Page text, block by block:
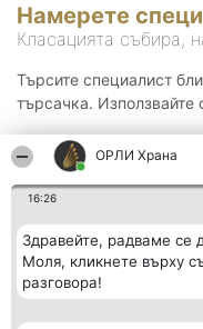
ОРЛИ Храна
16:26
Здравейте, радваме се
Моля, кликнете върху
разговора!
Намерете
Класацията събира,
Търсите специалист
търсачка. Използвайте